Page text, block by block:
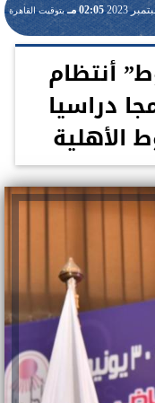
02:05 مـ بتوقيت القاهرة
أنتظام
11 برنامجا دراسيا
الأهلية